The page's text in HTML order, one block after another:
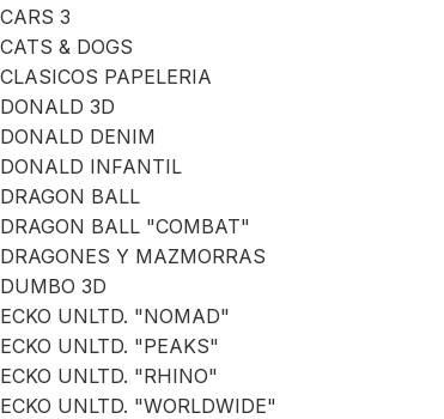
CARS 3
CATS & DOGS
CLASICOS PAPELERIA
DONALD 3D
DONALD DENIM
DONALD INFANTIL
DRAGON BALL
DRAGON BALL "COMBAT"
DRAGONES Y MAZMORRAS
DUMBO 3D
ECKO UNLTD. "NOMAD"
ECKO UNLTD. "PEAKS"
ECKO UNLTD. "RHINO"
ECKO UNLTD. "WORLDWIDE"